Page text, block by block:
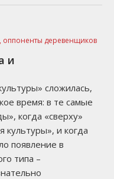
оппоненты деревенщиков
и
сложилась,
время: в те самые
когда «сверху»
культуры», и когда
появление в
типа –